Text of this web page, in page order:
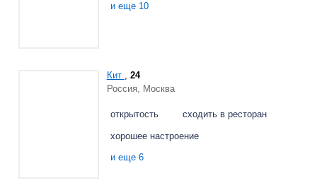
и еще 10
Кит , 24
Россия, Москва
открытость сходить в ресторан
хорошее настроение
и еще 6